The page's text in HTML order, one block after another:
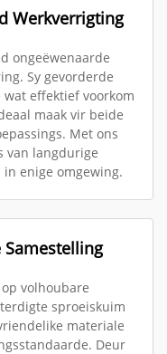
Werkverrigting
ongeëwenaarde
Sy gevorderde
effektief voorkom
maak vir beide
Met ons
van langdurige
enige omgewing.
volhoubare
sproeiskuim
materiale
Deur